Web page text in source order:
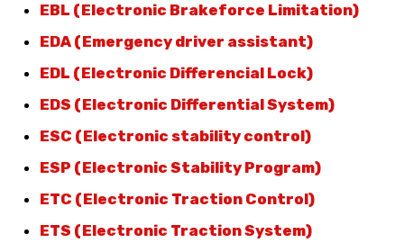
EBL (Electronic Brakeforce Limitation)
EDA (Emergency driver assistant)
EDL (Electronic Differencial Lock)
EDS (Electronic Differential System)
ESC (Electronic stability control)
ESP (Electronic Stability Program)
ETC (Electronic Traction Control)
ETS (Electronic Traction System)